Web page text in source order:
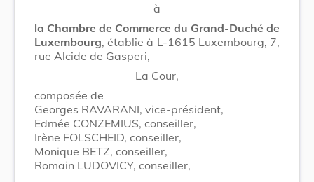
à
la Chambre de Commerce du Grand-Duché de
Luxembourg, établie à L-1615 Luxembourg, 7,
rue Alcide de Gasperi,
La Cour,
composée de
Georges RAVARANI, vice-président,
Edmée CONZEMIUS, conseiller,
Irène FOLSCHEID, conseiller,
Monique BETZ, conseiller,
Romain LUDOVICY, conseiller,